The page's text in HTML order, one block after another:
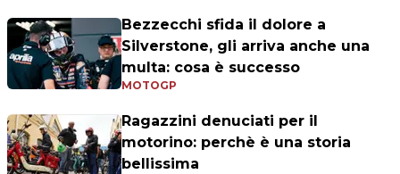
Bezzecchi sfida il dolore a
Silverstone, gli arriva anche una
multa: cosa è successo
MOTOGP
Ragazzini denuciati per il
motorino: perchè è una storia
bellissima